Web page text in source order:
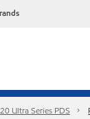
Ultra Series PDS